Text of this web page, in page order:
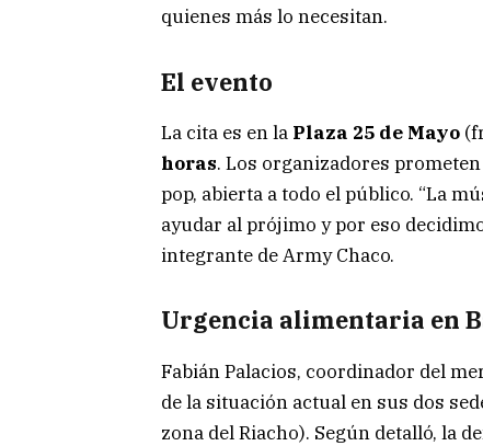
quienes más lo necesitan.
El evento
La cita es en la Plaza 25 de Mayo
horas. Los organizadores
pop, abierta a todo el público. “La
ayudar al prójimo y por eso
integrante de Army Chaco.
Urgencia alimentaria en
Fabián Palacios, coordinador del
de la situación actual en sus dos
zona del Riacho). Según detalló, la